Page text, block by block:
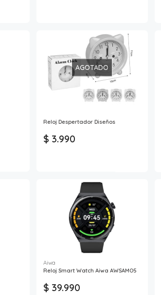
AGOTADO
Reloj Despertador Diseños
$ 3.990
Aiwa
Reloj Smart Watch Aiwa AWSAMO5
$ 39.990